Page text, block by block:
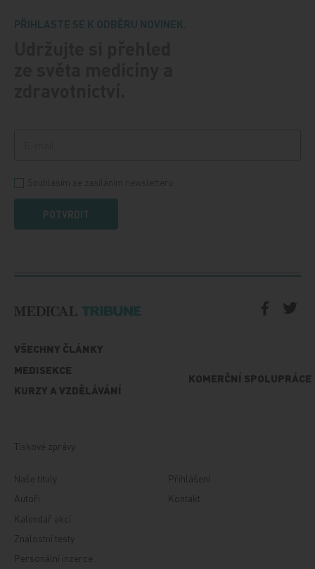
PŘIHLASTE SE K ODBĚRU NOVINEK.
POTVRDIT
VŠECHNY ČLÁNKY
MEDISEKCE
KURZY A VZDĚLÁVÁNÍ
KOMERČNÍ SPOLUPRÁCE
Tiskové zprávy
Naše tituly
Autoři
Kalendář akcí
Znalostní testy
Personální inzerce
Přihlášení
Kontakt